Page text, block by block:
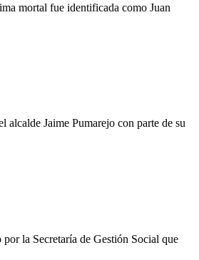
mortal fue identificada como Juan
Jaime Pumarejo con parte de su
la Secretaría de Gestión Social que